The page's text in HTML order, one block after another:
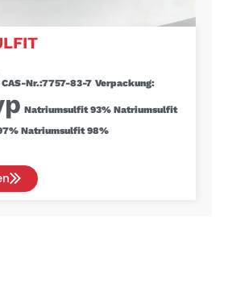
CAS-Nr.:7757-83-7 Verpackung:
Natriumsulfit 93% Natriumsulfit
Natriumsulfit 98%